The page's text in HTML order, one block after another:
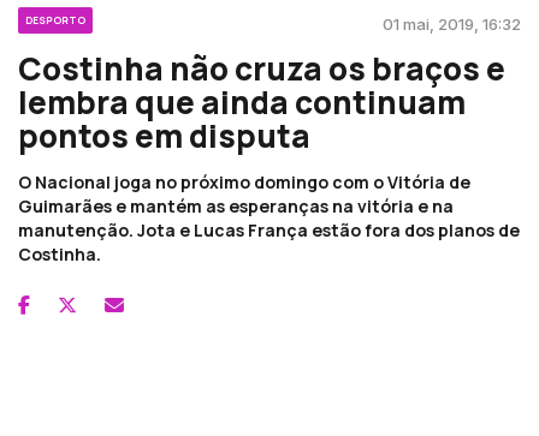
DESPORTO 01 mai, 2019, 16:32
Costinha não cruza os braços e
lembra que ainda continuam
pontos em disputa
O Nacional joga no próximo domingo com o Vitória de
Guimarães e mantém as esperanças na vitória e na
manutenção. Jota e Lucas França estão fora dos planos de
Costinha.